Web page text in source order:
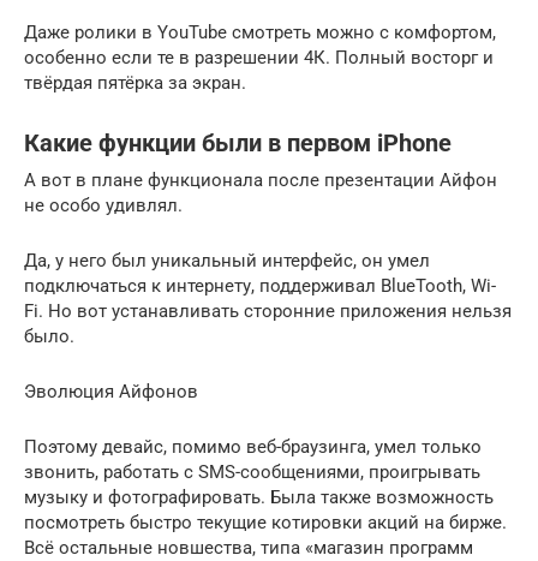
Даже ролики в YouTube смотреть можно с комфортом,
особенно если те в разрешении 4К. Полный восторг и
твёрдая пятёрка за экран.
Какие функции были в первом iPhone
А вот в плане функционала после презентации Айфон
не особо удивлял.
Да, у него был уникальный интерфейс, он умел
подключаться к интернету, поддерживал BlueTooth, Wi-
Fi. Но вот устанавливать сторонние приложения нельзя
было.
Эволюция Айфонов
Поэтому девайс, помимо веб-браузинга, умел только
звонить, работать с SMS-сообщениями, проигрывать
музыку и фотографировать. Была также возможность
посмотреть быстро текущие котировки акций на бирже.
Всё остальные новшества, типа «магазин программ